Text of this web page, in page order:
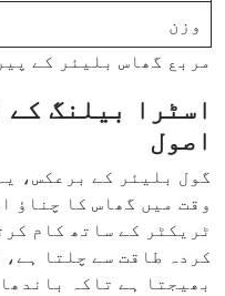
وزن
مربع گھاس بلیئر کے
اسٹرا بیلنگ کے
اصول
وقت میں گھاس کا چناؤ
ٹریکٹر کے ساتھ کام
کردہ طاقت سے چلتا
بھیجتا ہے تاکہ